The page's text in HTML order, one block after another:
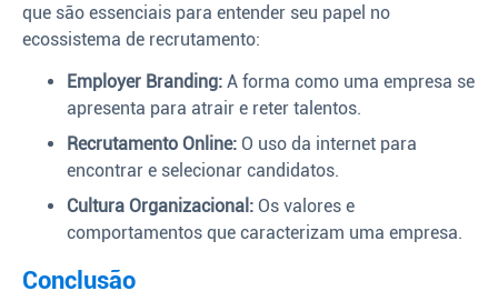
que são essenciais para entender seu papel no
ecossistema de recrutamento:
Employer Branding: A forma como uma empresa se
apresenta para atrair e reter talentos.
Recrutamento Online: O uso da internet para
encontrar e selecionar candidatos.
Cultura Organizacional: Os valores e
comportamentos que caracterizam uma empresa.
Conclusão